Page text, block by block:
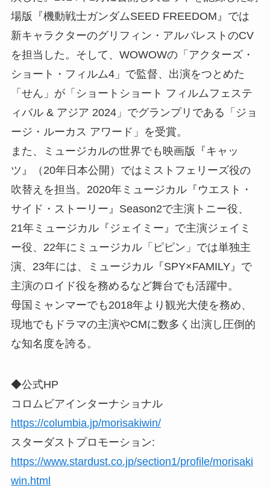
場版『機動戦士ガンダムSEED FREEDOM』では
新キャラクターのグリフィン・アルバレストのCV
を担当した。そして、WOWOWの「アクターズ・
ショート・フィルム4」で監督、出演をつとめた
「せん」が「ショートショート フィルムフェステ
ィバル & アジア 2024」でグランプリである「ジョ
ージ・ルーカス アワード」を受賞。
また、ミュージカルの世界でも映画版『キャッ
ツ』（20年日本公開）ではミストフェリーズ役の
吹替えを担当。2020年ミュージカル『ウエスト・
サイド・ストーリー』Season2で主演トニー役、
21年ミュージカル『ジェイミー』で主演ジェイミ
ー役、22年にミュージカル「ピピン」では単独主
演、23年には、ミュージカル『SPY×FAMILY』で
主演のロイド役を務めるなど舞台でも活躍中。
母国ミャンマーでも2018年より観光大使を務め、
現地でもドラマの主演やCMに数多く出演し圧倒的
な知名度を誇る。
◆公式HP
コロムビアインターナショナル
https://columbia.jp/morisakiwin/
スターダストプロモーション:
https://www.stardust.co.jp/section1/profile/morisaki
win.html